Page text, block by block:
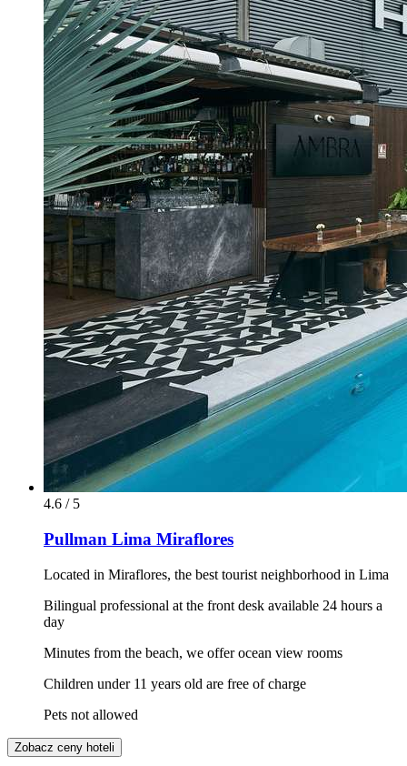
4.6 / 5
Pullman Lima Miraflores
Located in Miraflores, the best tourist neighborhood in Lima
Bilingual professional at the front desk available 24 hours a
day
Minutes from the beach, we offer ocean view rooms
Children under 11 years old are free of charge
Pets not allowed
Zobacz ceny hoteli